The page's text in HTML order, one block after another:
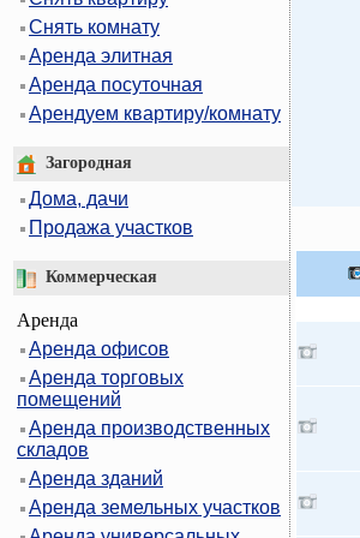
Снять комнату
Аренда элитная
Аренда посуточная
Арендуем квартиру/комнату
Загородная
Дома, дачи
Продажа участков
Коммерческая
Аренда
Аренда офисов
Аренда торговых
помещений
Аренда производственных
складов
Аренда зданий
Аренда земельных участков